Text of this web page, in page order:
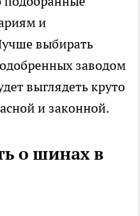
и
выбирать
заводом
выглядеть круто
и законной.
о шинах в